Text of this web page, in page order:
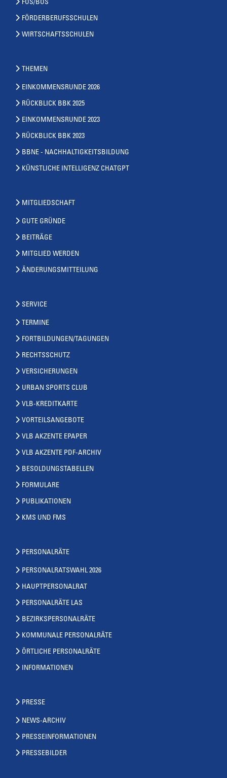
FOS/BOS
FÖRDERBERUFSSCHULEN
WIRTSCHAFTSSCHULEN
THEMEN
EINKOMMENSRUNDE 2026
RÜCKBLICK BBK 2025
EINKOMMENSRUNDE 2023
RÜCKBLICK BBK 2023
BBNE - NACHHALTIGKEITSBILDUNG
KÜNSTLICHE INTELLIGENZ CHATGPT
MITGLIEDSCHAFT
GUTE GRÜNDE
BEITRÄGE
MITGLIED WERDEN
ÄNDERUNGSMITTEILUNG
SERVICE
TERMINE
FORTBILDUNGEN/TAGUNGEN
RECHTSSCHUTZ
VERSICHERUNGEN
URBAN SPORTS CLUB
VLB-KREDITKARTE
VORTEILSANGEBOTE
VLB AKZENTE EPAPER
VLB AKZENTE PDF-ARCHIV
BESOLDUNGSTABELLEN
FORMULARE
PUBLIKATIONEN
KMS UND FMS
PERSONALRÄTE
PERSONALRATSWAHL 2026
HAUPTPERSONALRAT
PERSONALRÄTE LAS
BEZIRKSPERSONALRÄTE
KOMMUNALE PERSONALRÄTE
ÖRTLICHE PERSONALRÄTE
INFORMATIONEN
PRESSE
NEWS-ARCHIV
PRESSEINFORMATIONEN
PRESSEBILDER